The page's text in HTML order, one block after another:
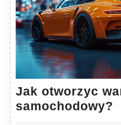
Jak otworzyc
samochodowy?